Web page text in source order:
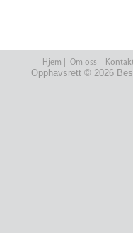
Hjem Om oss
Opphavsrett © 2026